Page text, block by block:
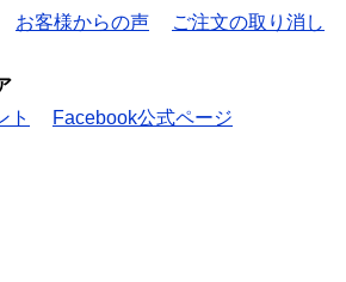
お客様からの声 ご注文の取り消し
ト
Facebook公式ページ